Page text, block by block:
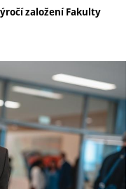
založení Fakulty